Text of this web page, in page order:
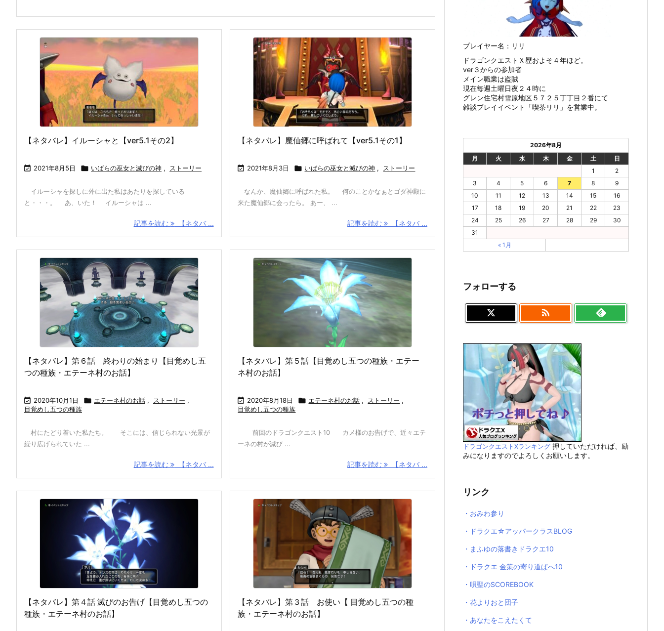
【ネタバレ】イルーシャと【ver5.1その2】
 2021年8月5日  いばらの巫女と滅びの神 , ストーリー
イルーシャを探しに外に出た私はあたりを探している
と・・・。 あ、いた！ イルーシャは ...
記事を読む 【ネタバ ...
【ネタバレ】魔仙郷に呼ばれて【ver5.1その1】
 2021年8月3日  いばらの巫女と滅びの神 , ストーリー
なんか、魔仙郷に呼ばれた私。 何のことかなぁとゴダ神殿に
来た魔仙郷に会ったら。 あー、 ...
記事を読む 【ネタバ ...
【ネタバレ】第６話 終わりの始まり【目覚めし五
つの種族・エテーネ村のお話】
 2020年10月1日  エテーネ村のお話 , ストーリー ,
目覚めし五つの種族
村にたどり着いた私たち。 そこには、信じられない光景が
繰り広げられていた ...
記事を読む 【ネタバ ...
【ネタバレ】第５話【目覚めし五つの種族・エテー
ネ村のお話】
 2020年8月18日  エテーネ村のお話 , ストーリー ,
目覚めし五つの種族
前回のドラゴンクエスト10 カメ様のお告げで、近々エテ
ーネの村が滅び ...
記事を読む 【ネタバ ...
【ネタバレ】第４話 滅びのお告げ【目覚めし五つの
種族・エテーネ村のお話】
【ネタバレ】第３話 お使い【 目覚めし五つの種
族・エテーネ村のお話】
プレイヤー名：リリ
ドラゴンクエストＸ歴およそ４年ほど。
ver３からの参加者
メイン職業は盗賊
現在毎週土曜日夜２４時に
グレン住宅村雪原地区５７２５丁丁目２番にて
雑談プレイイベント「喫茶リリ」を営業中。
2026年8月
月
火 水 木 金 土
日
1
2
3
4 5 6 7 8
9
10
11 12 13 14 15
16
17
18 19 20 21 22
23
24
25 26 27 28 29
30
31
« 1月
フォローする

ドラゴンクエストXランキング 押していただければ、励
みになりますのでよろしくお願いします。
リンク
・おみわ参り
・ドラクエ☆アッパークラスBLOG
・まふゆの落書きドラクエ10
・ドラクエ 金策の寄り道ぱへ10
・唄聖のSCOREBOOK
・花よりおと団子
・あなたをこえたくて